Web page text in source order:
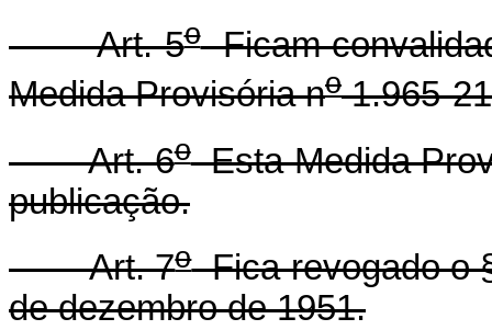
Art. 5oFicam
Medida Provisória no1.965-
Art. 6oEsta Medida
publicação.
Art. 7oFica revogado o
de dezembro de 1951.